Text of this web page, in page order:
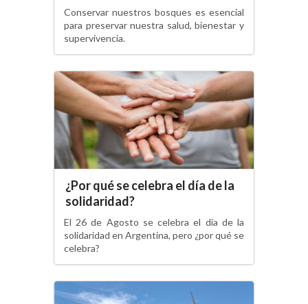
Conservar nuestros bosques es esencial
para preservar nuestra salud, bienestar y
supervivencia.
¿Por qué se celebra el día de la
solidaridad?
El 26 de Agosto se celebra el día de la
solidaridad en Argentina, pero ¿por qué se
celebra?